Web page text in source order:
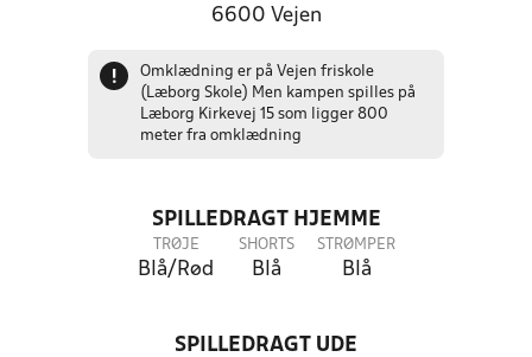
6600 Vejen
!
Omklædning er på Vejen friskole
(Læborg Skole) Men kampen spilles på
Læborg Kirkevej 15 som ligger 800
meter fra omklædning
SPILLEDRAGT HJEMME
TRØJE
Blå/Rød
SHORTS
Blå
STRØMPER
Blå
SPILLEDRAGT UDE